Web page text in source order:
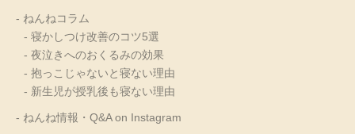
- ねんねコラム
- 寝かしつけ改善のコツ5選
- 夜泣きへのおくるみの効果
- 抱っこじゃないと寝ない理由
- 新生児が授乳後も寝ない理由
- ねんね情報・Q&A on Instagram